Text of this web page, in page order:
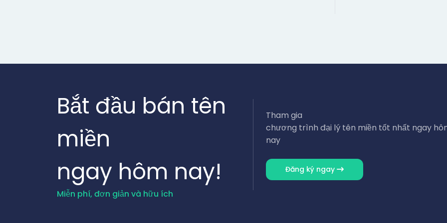
Bắt đầu bán tên
miền
ngay hôm nay!
Miễn phí, đơn giản và hữu ích
Tham gia
chương trình đại lý tên miền tốt nhất ngay
nay
Đăng ký ngay